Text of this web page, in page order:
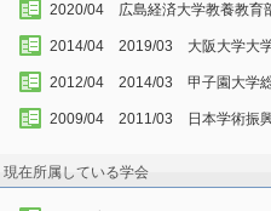
2020/04 広島経済大学教養教
2014/04 2019/03 大阪大学大
2012/04 2014/03 甲子園大学
2009/04 2011/03 日本学術振興
現在所属している学会